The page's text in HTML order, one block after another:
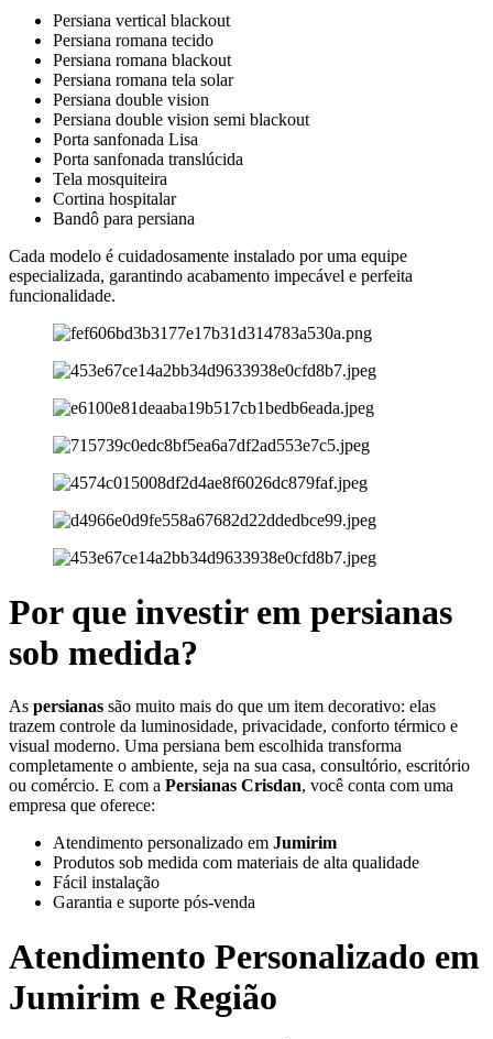
Persiana vertical blackout
Persiana romana tecido
Persiana romana blackout
Persiana romana tela solar
Persiana double vision
Persiana double vision semi blackout
Porta sanfonada Lisa
Porta sanfonada translúcida
Tela mosquiteira
Cortina hospitalar
Bandô para persiana
Cada modelo é cuidadosamente instalado por uma equipe
especializada, garantindo acabamento impecável e perfeita
funcionalidade.
Por que investir em persianas
sob medida?
As persianas são muito mais do que um item decorativo: elas
trazem controle da luminosidade, privacidade, conforto térmico e
visual moderno. Uma persiana bem escolhida transforma
completamente o ambiente, seja na sua casa, consultório, escritório
ou comércio. E com a Persianas Crisdan, você conta com uma
empresa que oferece:
Atendimento personalizado em Jumirim
Produtos sob medida com materiais de alta qualidade
Fácil instalação
Garantia e suporte pós-venda
Atendimento Personalizado em
Jumirim e Região